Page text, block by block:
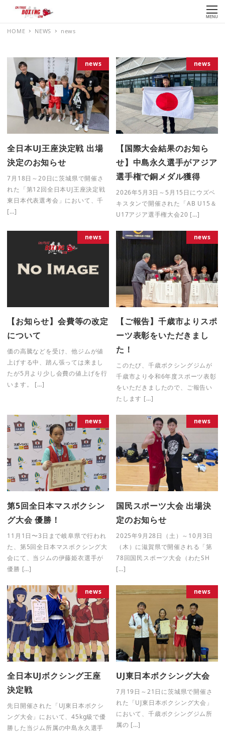
MENU
HOME NEWS news
news
全日本UJ王座決定戦 出場
決定のお知らせ
7月18日～20日に茨城県で開催さ
れた「第12回全日本UJ王座決定戦
東日本代表選考会」において、千
[…]
news
【国際大会結果のお知ら
せ】中島永久選手がアジア
選手権で銅メダル獲得
2026年5月3日～5月15日にウズベ
キスタンで開催された「AB U15＆
U17アジア選手権大会20 […]
news
【お知らせ】会費等の改定
について
価の高騰などを受け、他ジムが値
上げする中、踏ん張っては来まし
たが5月より少し会費の値上げを行
います。 […]
news
【ご報告】千歳市よりスポ
ーツ表彰をいただきまし
た！
このたび、千歳ボクシングジムが
千歳市より令和6年度スポーツ表彰
をいただきましたので、ご報告い
たします […]
news
第5回全日本マスボクシン
グ大会 優勝！
11月1日〜3日まで岐阜県で行われ
た、第5回全日本マスボクシング大
会にて、当ジムの伊藤姫衣選手が
優勝 […]
news
国民スポーツ大会 出場決
定のお知らせ
2025年9月28日（土）～10月3日
（木）に滋賀県で開催される「第
78回国民スポーツ大会（わたSH
[…]
news
全日本UJボクシング王座
決定戦
先日開催された「UJ東日本ボクシ
ング大会」において、45kg級で優
勝した当ジム所属の中島永久選手
news
UJ東日本ボクシング大会
7月19日～21日に茨城県で開催さ
れた「UJ東日本ボクシング大会」
において、千歳ボクシングジム所
属の […]